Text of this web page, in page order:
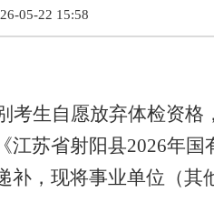
05-22 15:58
考生自愿放弃体检资格
《江苏省射阳县2026年国
补 ， 现将事业单位（其